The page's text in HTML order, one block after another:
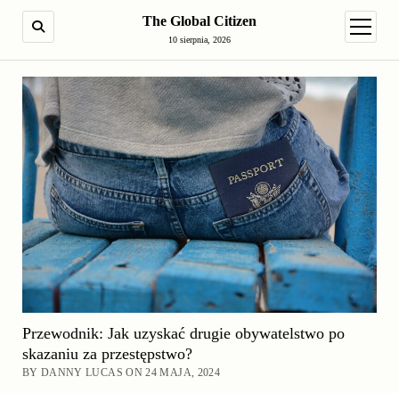
The Global Citizen
10 sierpnia, 2026
open
Przewodnik: Jak uzyskać drugie obywatelstwo po
skazaniu za przestępstwo?
BY DANNY LUCAS ON 24 MAJA, 2024